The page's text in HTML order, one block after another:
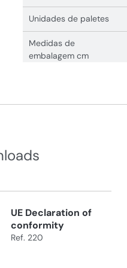
Unidades de paletes
Medidas de
embalagem cm
UE Declaration of
conformity
Ref. 220